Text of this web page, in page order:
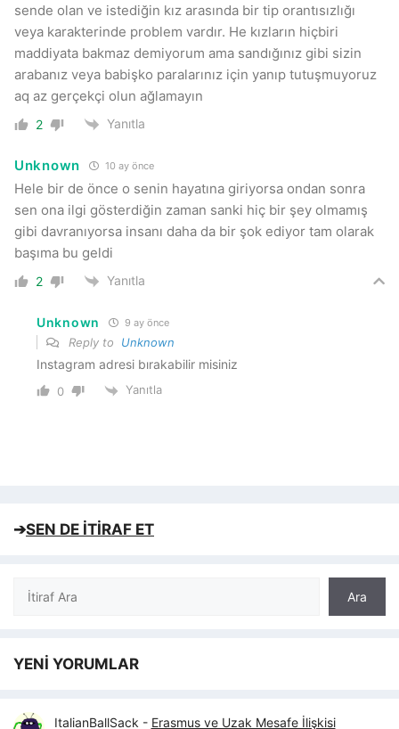
sende olan ve istediğin kız arasında bir tip orantısızlığı
veya karakterinde problem vardır. He kızların hiçbiri
maddiyata bakmaz demiyorum ama sandığınız gibi sizin
arabanız veya babişko paralarınız için yanıp tutuşmuyoruz
aq az gerçekçi olun ağlamayın
2 Yanıtla
Unknown 10 ay önce
Hele bir de önce o senin hayatına giriyorsa ondan sonra
sen ona ilgi gösterdiğin zaman sanki hiç bir şey olmamış
gibi davranıyorsa insanı daha da bir şok ediyor tam olarak
başıma bu geldi
2 Yanıtla
Unknown 9 ay önce
Reply to Unknown
Instagram adresi bırakabilir misiniz
0 Yanıtla
➔SEN DE İTİRAF ET
Ara
Ara
YENİ YORUMLAR
ItalianBallSack - Erasmus ve Uzak Mesafe İlişkisi